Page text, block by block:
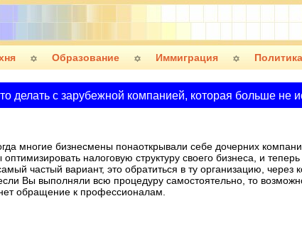
Образование Иммиграция Политика
делать с зарубежной компанией, которая больше не
многие бизнесмены понаоткрывали себе дочерних
налоговую структуру своего бизнеса, и
частый вариант, это обратиться в ту организацию, через
Вы выполняли всю процедуру самостоятельно, то
обращение к профессионалам.